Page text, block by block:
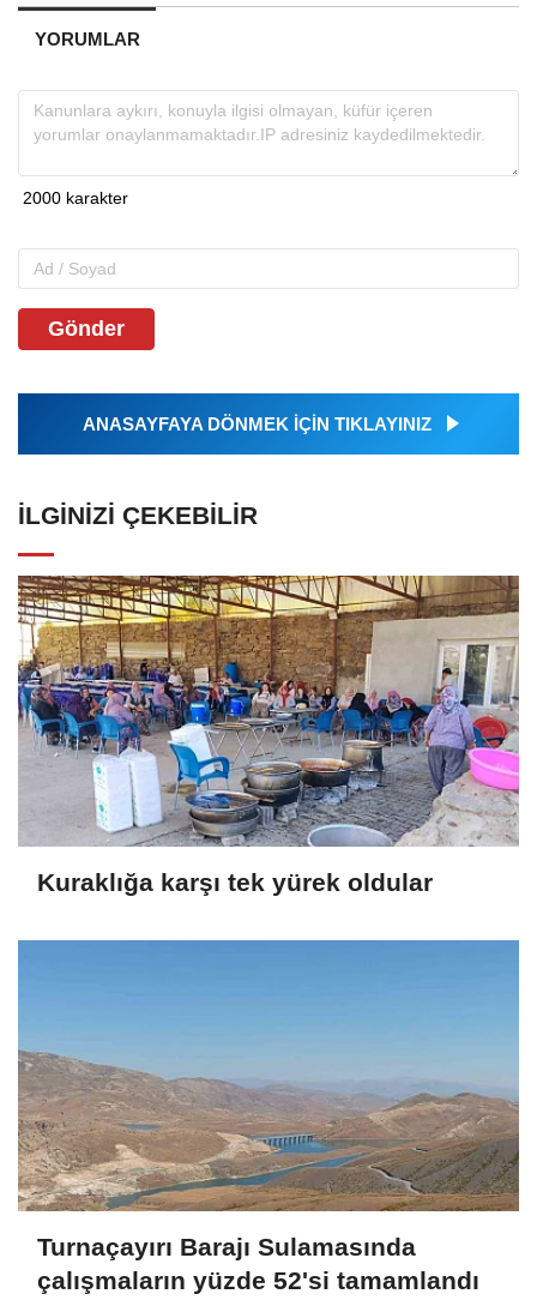
YORUMLAR
Gönder
ANASAYFAYA DÖNMEK İÇİN TIKLAYINIZ
İLGINIZI ÇEKEBILIR
Kuraklığa karşı tek yürek oldular
Turnaçayırı Barajı Sulamasında
çalışmaların yüzde 52'si tamamlandı